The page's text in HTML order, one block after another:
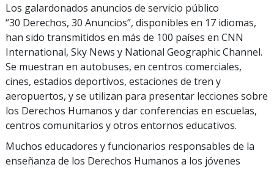
Los galardonados anuncios de servicio público
“30 Derechos, 30 Anuncios”, disponibles en 17 idiomas,
han sido transmitidos en más de 100 países en CNN
International, Sky News y National Geographic Channel.
Se muestran en autobuses, en centros comerciales,
cines, estadios deportivos, estaciones de tren y
aeropuertos, y se utilizan para presentar lecciones sobre
los Derechos Humanos y dar conferencias en escuelas,
centros comunitarios y otros entornos educativos.
Muchos educadores y funcionarios responsables de la
enseñanza de los Derechos Humanos a los jóvenes